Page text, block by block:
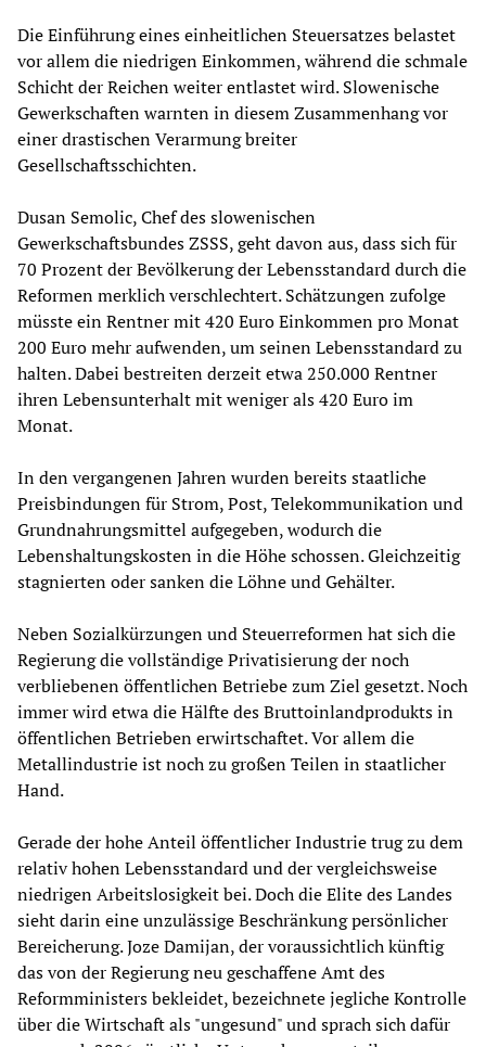
Die Einführung eines einheitlichen Steuersatzes belastet
vor allem die niedrigen Einkommen, während die schmale
Schicht der Reichen weiter entlastet wird. Slowenische
Gewerkschaften warnten in diesem Zusammenhang vor
einer drastischen Verarmung breiter
Gesellschaftsschichten.
Dusan Semolic, Chef des slowenischen
Gewerkschaftsbundes ZSSS, geht davon aus, dass sich für
70 Prozent der Bevölkerung der Lebensstandard durch die
Reformen merklich verschlechtert. Schätzungen zufolge
müsste ein Rentner mit 420 Euro Einkommen pro Monat
200 Euro mehr aufwenden, um seinen Lebensstandard zu
halten. Dabei bestreiten derzeit etwa 250.000 Rentner
ihren Lebensunterhalt mit weniger als 420 Euro im
Monat.
In den vergangenen Jahren wurden bereits staatliche
Preisbindungen für Strom, Post, Telekommunikation und
Grundnahrungsmittel aufgegeben, wodurch die
Lebenshaltungskosten in die Höhe schossen. Gleichzeitig
stagnierten oder sanken die Löhne und Gehälter.
Neben Sozialkürzungen und Steuerreformen hat sich die
Regierung die vollständige Privatisierung der noch
verbliebenen öffentlichen Betriebe zum Ziel gesetzt. Noch
immer wird etwa die Hälfte des Bruttoinlandprodukts in
öffentlichen Betrieben erwirtschaftet. Vor allem die
Metallindustrie ist noch zu großen Teilen in staatlicher
Hand.
Gerade der hohe Anteil öffentlicher Industrie trug zu dem
relativ hohen Lebensstandard und der vergleichsweise
niedrigen Arbeitslosigkeit bei. Doch die Elite des Landes
sieht darin eine unzulässige Beschränkung persönlicher
Bereicherung. Joze Damijan, der voraussichtlich künftig
das von der Regierung neu geschaffene Amt des
Reformministers bekleidet, bezeichnete jegliche Kontrolle
über die Wirtschaft als "ungesund" und sprach sich dafür